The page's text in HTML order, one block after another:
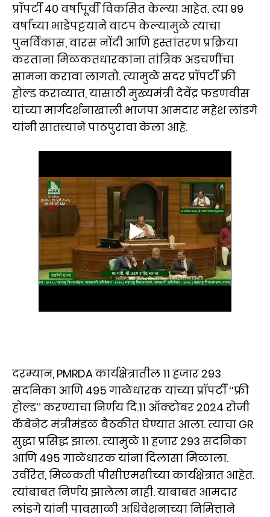
प्रॉपर्टी 40 वर्षांपूर्वी विकसित केल्या आहेत. त्या 99
वर्षांच्या भाडेपट्टयाने वाटप केल्यामुळे त्याचा
पुनर्विकास, वारस नोंदी आणि हस्तांतरण प्रक्रिया
करताना मिळकतधारकांना तांत्रिक अडचणींचा
सामना करावा लागतो. त्यामुळे सदर प्रॉपर्टी फ्री
होल्ड कराव्यात, यासाठी मुख्यमंत्री देवेंद्र फडणवीस
यांच्या मार्गदर्शनाखाली भाजपा आमदार महेश लांडगे
यांनी सातत्त्याने पाठपुरावा केला आहे.
दरम्यान, PMRDA कार्यक्षेत्रातील 11 हजार 293
सदनिका आणि 495 गाळेधारक यांच्या प्रॉपर्टी ‘‘फ्री
होल्ड’’ करण्याचा निर्णय दि.11 ऑक्टोबर 2024 रोजी
कॅबेनेट मंत्रीमंडळ बैठकीत घेण्यात आला. त्याचा GR
सुद्धा प्रसिद्ध झाला. त्यामुळे 11 हजार 293 सदनिका
आणि 495 गाळेधारक यांना दिलासा मिळाला.
उर्वरित, मिळकती पीसीएमसीच्या कार्यक्षेत्रात आहेत.
त्यांबाबत निर्णय झालेला नाही. याबाबत आमदार
लांडगे यांनी पावसाळी अधिवेशनाच्या निमित्ताने